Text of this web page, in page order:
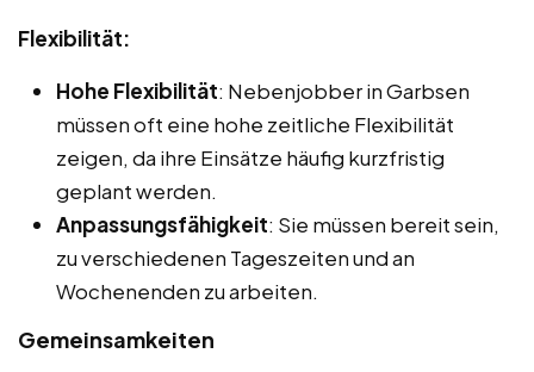
Flexibilität:
Hohe Flexibilität: Nebenjobber in Garbsen
müssen oft eine hohe zeitliche Flexibilität
zeigen, da ihre Einsätze häufig kurzfristig
geplant werden.
Anpassungsfähigkeit: Sie müssen bereit sein,
zu verschiedenen Tageszeiten und an
Wochenenden zu arbeiten.
Gemeinsamkeiten